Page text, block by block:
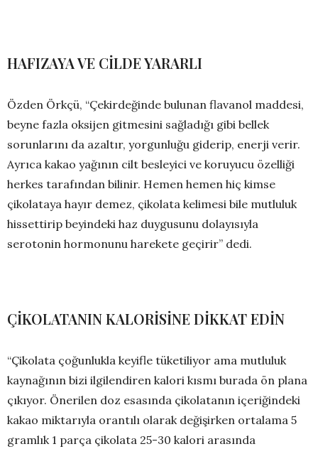
HAFIZAYA VE CİLDE YARARLI
Özden Örkçü, “Çekirdeğinde bulunan flavanol maddesi,
beyne fazla oksijen gitmesini sağladığı gibi bellek
sorunlarını da azaltır, yorgunluğu giderip, enerji verir.
Ayrıca kakao yağının cilt besleyici ve koruyucu özelliği
herkes tarafından bilinir. Hemen hemen hiç kimse
çikolataya hayır demez, çikolata kelimesi bile mutluluk
hissettirip beyindeki haz duygusunu dolayısıyla
serotonin hormonunu harekete geçirir” dedi.
ÇİKOLATANIN KALORİSİNE DİKKAT EDİN
“Çikolata çoğunlukla keyifle tüketiliyor ama mutluluk
kaynağının bizi ilgilendiren kalori kısmı burada ön plana
çıkıyor. Önerilen doz esasında çikolatanın içeriğindeki
kakao miktarıyla orantılı olarak değişirken ortalama 5
gramlık 1 parça çikolata 25-30 kalori arasında